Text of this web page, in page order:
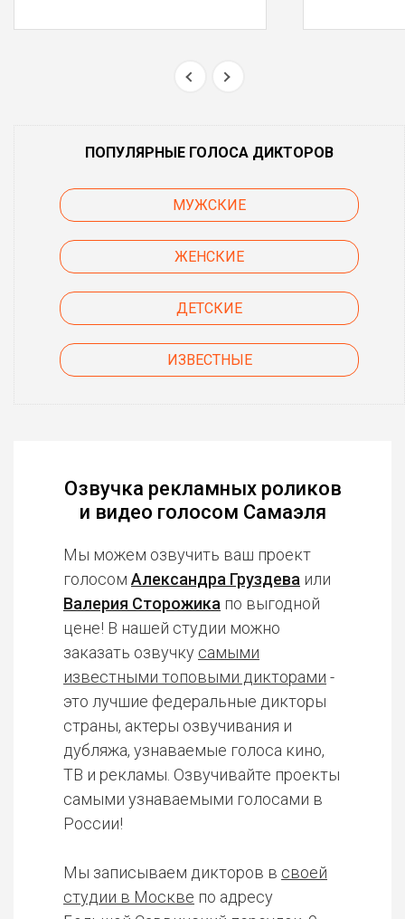
ПОПУЛЯРНЫЕ ГОЛОСА ДИКТОРОВ
МУЖСКИЕ
ЖЕНСКИЕ
ДЕТСКИЕ
ИЗВЕСТНЫЕ
Озвучка рекламных роликов
и видео голосом Самаэля
Мы можем озвучить ваш проект
голосом Александра Груздева или
Валерия Сторожика по выгодной
цене! В нашей студии можно
заказать озвучку самыми
известными топовыми дикторами -
это лучшие федеральные дикторы
страны, актеры озвучивания и
дубляжа, узнаваемые голоса кино,
ТВ и рекламы. Озвучивайте проекты
самыми узнаваемыми голосами в
России!
Мы записываем дикторов в своей
студии в Москве по адресу